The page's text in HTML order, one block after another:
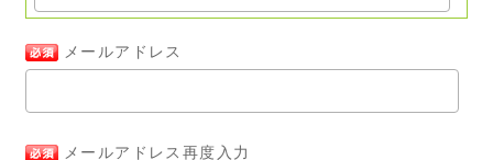
メールアドレス
メールアドレス再度入力